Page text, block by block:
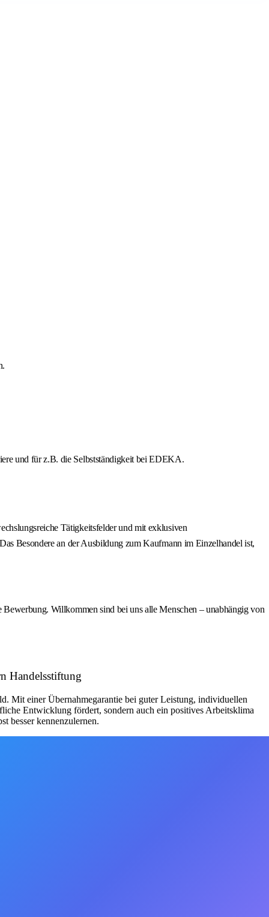
und für z.B. die Selbstständigkeit bei EDEKA.
Tätigkeitsfelder und mit exklusiven
Besondere an der Ausbildung zum Kaufmann im Einzelhandel ist,
Willkommen sind bei uns alle Menschen – unabhängig von
Handelsstiftung
Mit einer Übernahmegarantie bei guter Leistung, individuellen
Entwicklung fördert, sondern auch ein positives Arbeitsklima
besser kennenzulernen.